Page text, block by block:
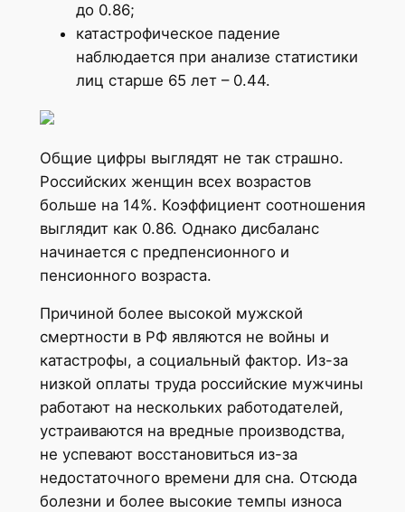
до 0.86;
катастрофическое падение
наблюдается при анализе статистики
лиц старше 65 лет – 0.44.
Общие цифры выглядят не так страшно.
Российских женщин всех возрастов
больше на 14%. Коэффициент соотношения
выглядит как 0.86. Однако дисбаланс
начинается с предпенсионного и
пенсионного возраста.
Причиной более высокой мужской
смертности в РФ являются не войны и
катастрофы, а социальный фактор. Из-за
низкой оплаты труда российские мужчины
работают на нескольких работодателей,
устраиваются на вредные производства,
не успевают восстановиться из-за
недостаточного времени для сна. Отсюда
болезни и более высокие темпы износа